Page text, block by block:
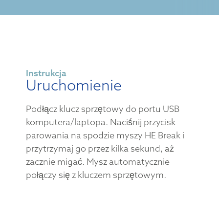
Instrukcja
Uruchomienie
Podłącz klucz sprzętowy do portu USB
komputera/laptopa. Naciśnij przycisk
parowania na spodzie myszy HE Break i
przytrzymaj go przez kilka sekund, aż
zacznie migać. Mysz automatycznie
połączy się z kluczem sprzętowym.